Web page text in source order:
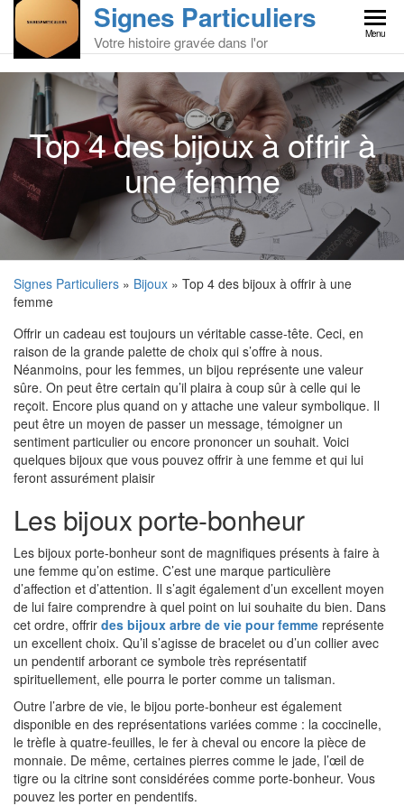
Skip
the
content
Signes Particuliers
Votre histoire gravée dans l'or Menu
Top 4 des bijoux à offrir à
une femme
Signes Particuliers » Bijoux » Top 4 des bijoux à offrir à une
femme
Offrir un cadeau est toujours un véritable casse-tête. Ceci, en
raison de la grande palette de choix qui s’offre à nous.
Néanmoins, pour les femmes, un bijou représente une valeur
sûre. On peut être certain qu’il plaira à coup sûr à celle qui le
reçoit. Encore plus quand on y attache une valeur symbolique. Il
peut être un moyen de passer un message, témoigner un
sentiment particulier ou encore prononcer un souhait. Voici
quelques bijoux que vous pouvez offrir à une femme et qui lui
feront assurément plaisir
Les bijoux porte-bonheur
Les bijoux porte-bonheur sont de magnifiques présents à faire à
une femme qu’on estime. C’est une marque particulière
d’affection et d’attention. Il s’agit également d’un excellent moyen
de lui faire comprendre à quel point on lui souhaite du bien. Dans
cet ordre, offrir des bijoux arbre de vie pour femme représente
un excellent choix. Qu’il s’agisse de bracelet ou d’un collier avec
un pendentif arborant ce symbole très représentatif
spirituellement, elle pourra le porter comme un talisman.
Outre l’arbre de vie, le bijou porte-bonheur est également
disponible en des représentations variées comme : la coccinelle,
le trèfle à quatre-feuilles, le fer à cheval ou encore la pièce de
monnaie. De même, certaines pierres comme le jade, l’œil de
tigre ou la citrine sont considérées comme porte-bonheur. Vous
pouvez les porter en pendentifs.